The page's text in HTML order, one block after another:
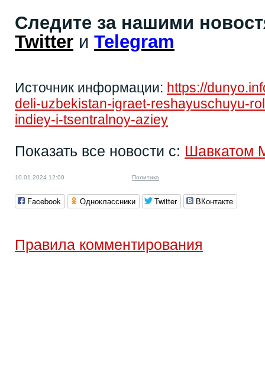
Следите за нашими
Twitter и Telegram
Источник информации: https://
deli-uzbekistan-igraet-reshayuschuyu-
indiey-i-tsentralnoy-aziey
Показать все новости с: Шавкатом
10.01.2024 12:00 Политика
Facebook Одноклассники Twitter ВКонтакте
Правила комментирования